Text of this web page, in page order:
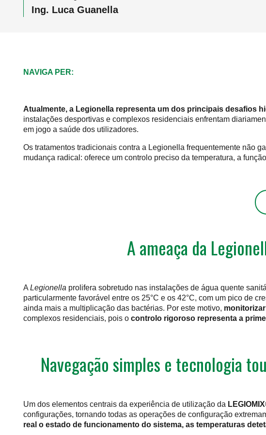
Ing. Luca Guanella
NAVIGA PER:
Atualmente, a Legionella representa um dos principais desafios
instalações desportivas e complexos residenciais enfrentam
em jogo a saúde dos utilizadores.
Os tratamentos tradicionais contra a Legionella frequentemente não
mudança radical: oferece um controlo preciso da temperatura, a
A ameaça da
A Legionella prolifera sobretudo nas instalações de água quente
particularmente favorável entre os 25°C e os 42°C, com um pico de
ainda mais a multiplicação das bactérias. Por este motivo,
complexos residenciais, pois o controlo rigoroso representa a
Navegação simples e tecnologia
Um dos elementos centrais da experiência de utilização da
configurações, tornando todas as operações de configuração
real o estado de funcionamento do sistema, as temperaturas